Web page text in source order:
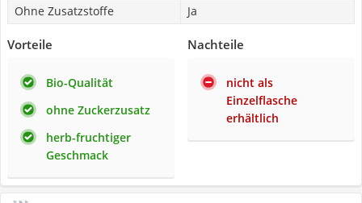
Ohne Zusatzstoffe
Ja
Vorteile
Bio-Qualität
ohne Zuckerzusatz
herb-fruchtiger
Geschmack
Nachteile
nicht als
Einzelflasche
erhältlich